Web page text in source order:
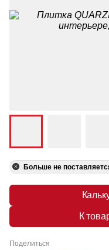
Больше не
К
Поделиться